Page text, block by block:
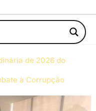
de 2026 do
à Corrupção